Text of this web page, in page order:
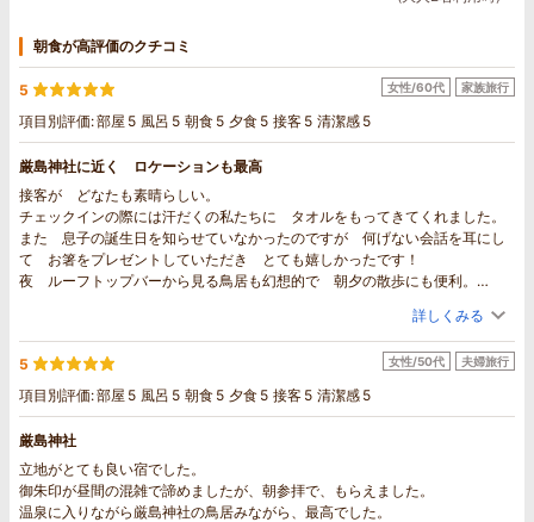
朝食が高評価のクチコミ
5
項目別評価:部屋 5 風呂 5 朝食 5 夕食 5 接客 5 清潔感 5
女性/60代 家族旅行
厳島神社に近く ロケーションも最高
接客が どなたも素晴らしい。
チェックインの際には汗だくの私たちに タオルをもってきてくれました。
また 息子の誕生日を知らせていなかったのですが 何げない会話を耳にし
て お箸をプレゼントしていただき とても嬉しかったです！
夜 ルーフトップバーから見る鳥居も幻想的で 朝夕の散歩にも便利。
朝食も夕食も 味付けがちょうどよく 是非 また利用したいし みんなに
おすすめしたいです。
詳しくみる
5
項目別評価:部屋 5 風呂 5 朝食 5 夕食 5 接客 5 清潔感 5
女性/50代 夫婦旅行
厳島神社
立地がとても良い宿でした。
御朱印が昼間の混雑で諦めましたが、朝参拝で、もらえました。
温泉に入りながら厳島神社の鳥居みながら、最高でした。